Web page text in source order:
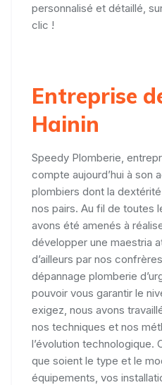
personnalisé et détaillé,
clic !
Entreprise
Hainin
Speedy Plomberie,
compte aujourd’hui à son
plombiers dont la
nos pairs. Au fil de toutes
avons été amenés à
développer une maestria
d’ailleurs par nos
dépannage plomberie
pouvoir vous garantir le
exigez, nous avons
nos techniques et nos
l’évolution technologique.
que soient le type et le
équipements, vos